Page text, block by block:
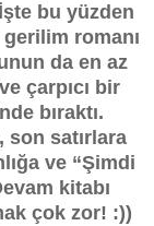
bu yüzden
romanı
da en az
çarpıcı bir
bıraktı.
son satırlara
ve “Şimdi
kitabı
çok zor! :))